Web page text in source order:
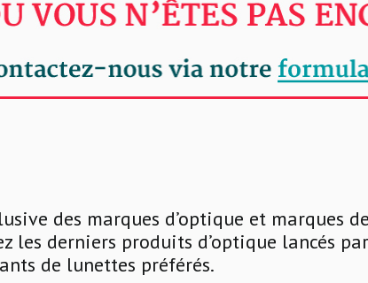
des marques d’optique et marques
les derniers produits d’optique lancés
de lunettes préférés.